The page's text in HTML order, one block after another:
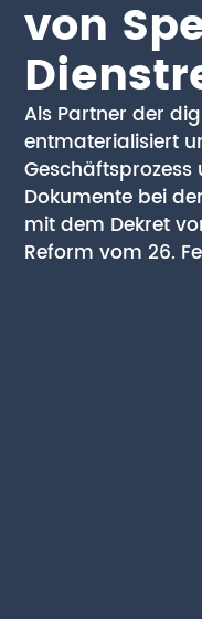
von
Als Partner der
entmaterialisiert
Dokumente bei
mit dem Dekret
Reform vom 26.